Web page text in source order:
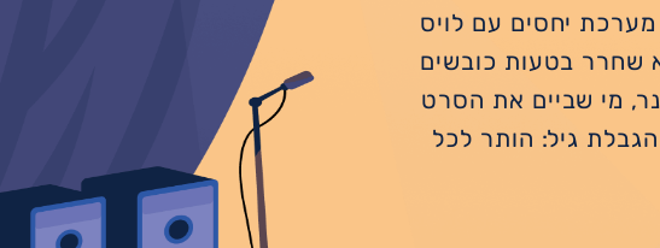
מערכת יחסים עם לויס
שחרר בטעות כובשים
מי שביים את הסרט
גיל: הותר לכל